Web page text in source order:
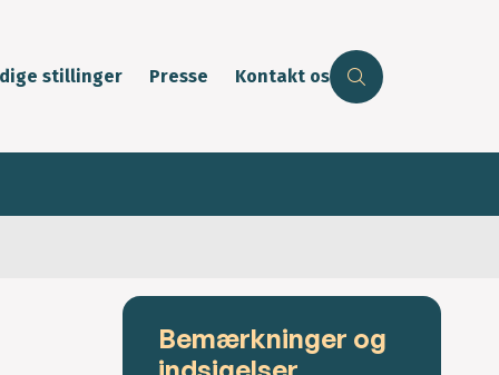
stillinger Presse Kontakt os
Bemærkninger og